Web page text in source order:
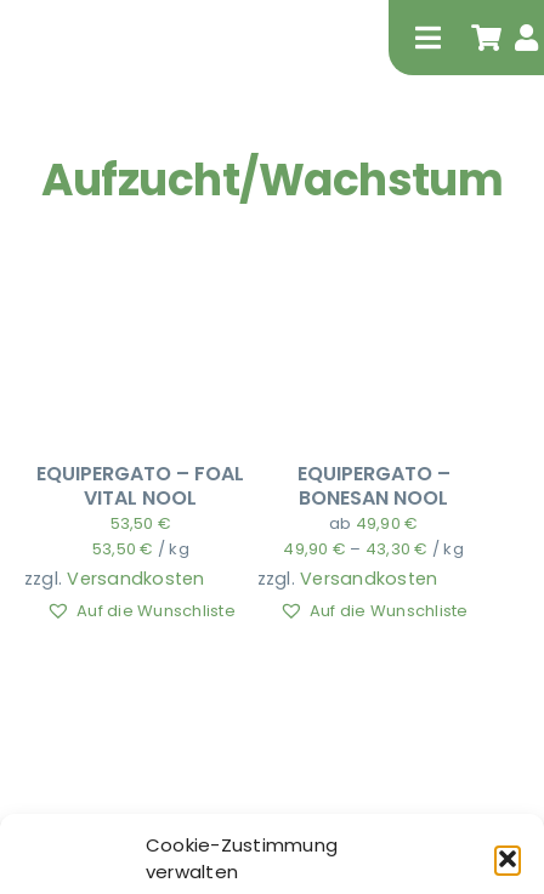
Cookie-Zustimmung
verwalten
Toggle
Aufzucht/Wachstum
EQUIPERGATO – FOAL
VITAL NOOL
53,50 €
53,50€ /kg
zzgl.Versandkosten
Auf die Wunschliste
EQUIPERGATO –
BONESAN NOOL
ab 49,90€
49,90 € – 43,30€ /kg
zzgl.Versandkosten
Auf die Wunschliste